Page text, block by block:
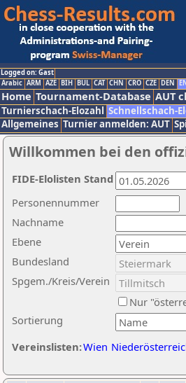
Logged on: Gast
Arabic ARM AZE BIH BUL CAT CHN CRO CZE DEN
Home Tournament-Database AUT
Turnierschach-Elozahl Schnellschach-
Allgemeines Turnier anmelden: AUT
Willkommen bei den
Nachname
Ebene
Sortierung
Personennummer
Bundesland
Spgem./Kreis/Verein
Nur
Vereinslisten:Wien
FIDE-Elolisten Stand